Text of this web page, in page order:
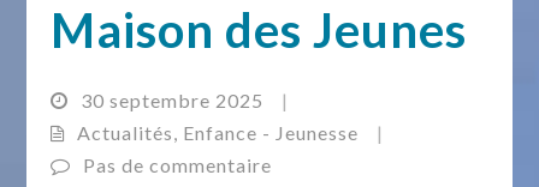
Maison des Jeunes
30 septembre 2025
|
Actualités, Enfance - Jeunesse
|
Pas de commentaire